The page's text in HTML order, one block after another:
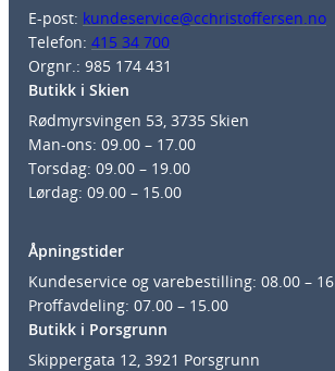
E-post: kundeservice@cchristoffersen.no
Telefon: 415 34 700
Orgnr.: 985 174 431
Butikk i Skien
Rødmyrsvingen 53, 3735 Skien
Man-ons: 09.00 – 17.00
Torsdag: 09.00 – 19.00
Lørdag: 09.00 – 15.00
Åpningstider
Kundeservice og varebestilling: 08.00 –
Proffavdeling: 07.00 – 15.00
Butikk i Porsgrunn
Skippergata 12, 3921 Porsgrunn